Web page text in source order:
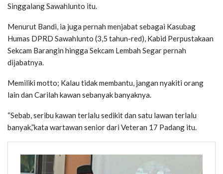
Singgalang Sawahlunto itu.
Menurut Bandi, ia juga pernah menjabat sebagai Kasubag
Humas DPRD Sawahlunto (3,5 tahun-red), Kabid Perpustakaan
Sekcam Barangin hingga Sekcam Lembah Segar pernah
dijabatnya.
Memiliki motto; Kalau tidak membantu, jangan nyakiti orang
lain dan Carilah kawan sebanyak banyaknya.
“Sebab, seribu kawan terlalu sedikit dan satu lawan terlalu
banyak,”kata wartawan senior dari Veteran 17 Padang itu.